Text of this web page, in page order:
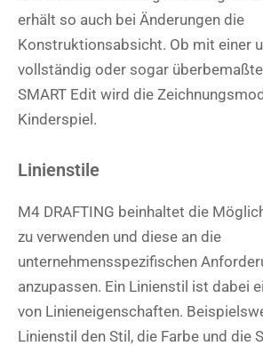
erhält so auch bei Änderungen die
Konstruktionsabsicht. Ob mit einer
vollständig oder sogar
SMART Edit wird die
Kinderspiel.
Linienstile
M4 DRAFTING beinhaltet die
zu verwenden und diese an die
unternehmensspezifischen
anzupassen. Ein Linienstil ist dabei
von Linieneigenschaften.
Linienstil den Stil, die Farbe und die